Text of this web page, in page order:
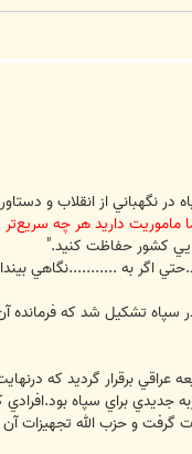
سپاه چنين نوشت: "با توجه به اينكه در اصل
ماموريت داريد هر چه سريع‌تر
كشور حفاظت كنيد."
اگر به ...........نگاهي
تشكيل شد كه فرمانده آن
برقرار گرديد كه
و حزب الله تجهيزات